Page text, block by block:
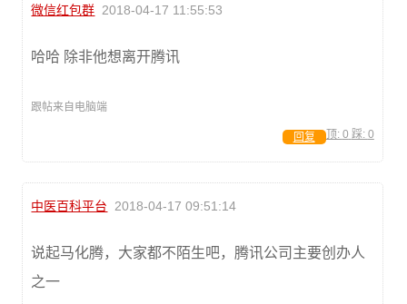
微信红包群 2018-04-17 11:55:53
哈哈 除非他想离开腾讯
跟帖来自电脑端
顶: 0 踩: 0
回复
中医百科平台 2018-04-17 09:51:14
说起马化腾，大家都不陌生吧，腾讯公司主要创办人
之一